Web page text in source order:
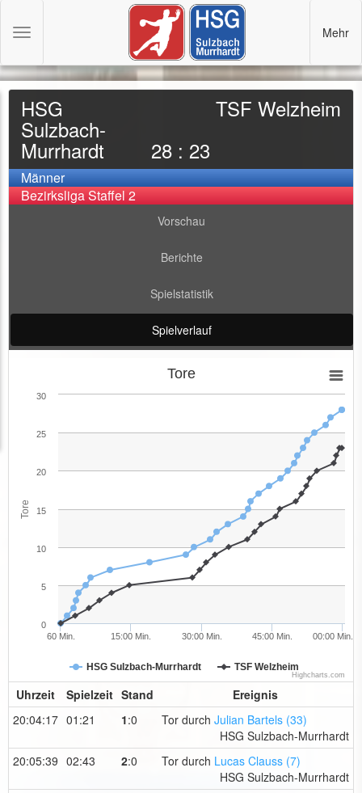
HSG
Sulzbach-
Murrhardt 28 : 23
TSF Welzheim
Männer
Bezirksliga Staffel 2
Vorschau
Berichte
Spielstatistik
Spielverlauf
Tore
Tore
HSG Sulzbach-Murrhardt TSF Welzheim
60 Min. 15:00 Min. 30:00 Min. 45:00 Min. 00:00 Min.
0
5
10
15
20
25
30
Highcharts.com
Uhrzeit Spielzeit Stand
Ereignis
20:04:17 01:21 1:0 Tor durch Julian Bartels (33)
HSG Sulzbach-Murrhardt
20:05:39 02:43 2:0 Tor durch Lucas Clauss (7)
HSG Sulzbach-Murrhardt
Toggle
Mehr